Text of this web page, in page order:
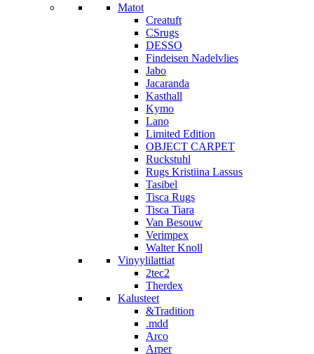
Matot
Creatuft
CSrugs
DESSO
Findeisen Nadelvlies
Jabo
Jacaranda
Kasthall
Kymo
Lano
Limited Edition
OBJECT CARPET
Ruckstuhl
Rugs Kristiina Lassus
Tasibel
Tisca Rugs
Tisca Tiara
Van Besouw
Verimpex
Walter Knoll
Vinyylilattiat
2tec2
Therdex
Kalusteet
&Tradition
.mdd
Arco
Arper